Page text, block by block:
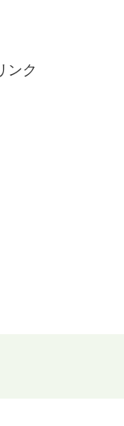
ンク